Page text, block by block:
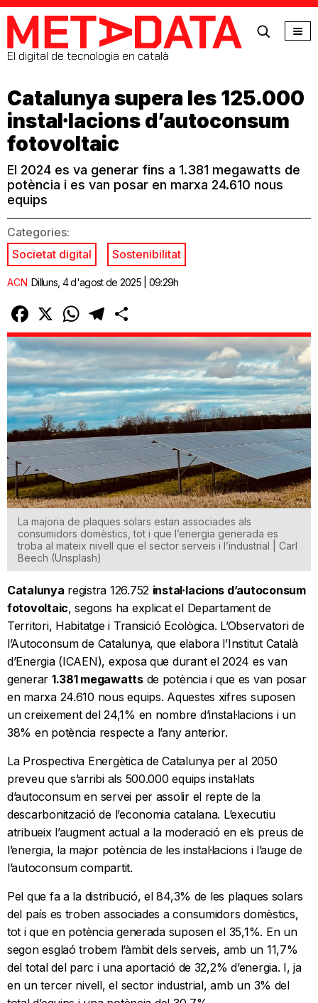
MetaData
El digital de tecnologia en català
Catalunya supera les 125.000
instal·lacions d’autoconsum
fotovoltaic
El 2024 es va generar fins a 1.381 megawatts de
potència i es van posar en marxa 24.610 nous
equips
Categories:
Societat digital
Sostenibilitat
ACN Dilluns, 4 d'agost de 2025 | 09:29h
Facebook
X WhatsAppTelegram
La majoria de plaques solars estan associades als
consumidors domèstics, tot i que l’energia generada es
troba al mateix nivell que el sector serveis i l’industrial | Carl
Beech (Unsplash)
Catalunya registra 126.752 instal·lacions d’autoconsum
fotovoltaic, segons ha explicat el Departament de
Territori, Habitatge i Transició Ecològica. L’Observatori de
l’Autoconsum de Catalunya, que elabora l’Institut Català
d’Energia (ICAEN), exposa que durant el 2024 es van
generar 1.381 megawattsde potència i que es van posar
en marxa 24.610 nous equips. Aquestes xifres suposen
un creixement del 24,1% en nombre d’instal·lacions i un
38% en potència respecte a l’any anterior.
La Prospectiva Energètica de Catalunya per al 2050
preveu que s’arribi als 500.000 equips instal·lats
d’autoconsum en servei per assolir el repte de la
descarbonització de l’economia catalana. L’executiu
atribueix l’augment actual a la moderació en els preus de
l’energia, la major potència de les instal·lacions i l’auge de
l’autoconsum compartit.
Pel que fa a la distribució, el 84,3% de les plaques solars
del país es troben associades a consumidors domèstics,
tot i que en potència generada suposen el 35,1%. En un
segon esglaó trobem l’àmbit dels serveis, amb un 11,7%
del total del parc i una aportació de 32,2% d’energia. I, ja
en un tercer nivell, el sector industrial, amb un 3% del